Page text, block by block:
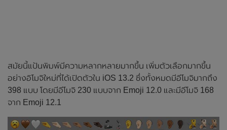
สมัยนี้แป้นพิมพ์มีความหลากหลายมากขึ้น เพิ่มตัวเลือกมากขึ้น
อย่างอิโมจิใหม่ที่ได้เปิดตัวใน iOS 13.2 ซึ่งทั้งหมดมีอีโมจิมากถึง
398 แบบ โดยมีอีโมจิ 230 แบบจาก Emoji 12.0 และมีอีโมจิ 168
จาก Emoji 12.1